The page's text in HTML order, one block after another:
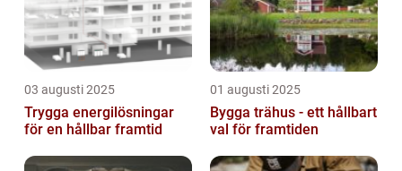
03 augusti 2025
Trygga energilösningar
för en hållbar framtid
01 augusti 2025
Bygga trähus - ett hållbart
val för framtiden